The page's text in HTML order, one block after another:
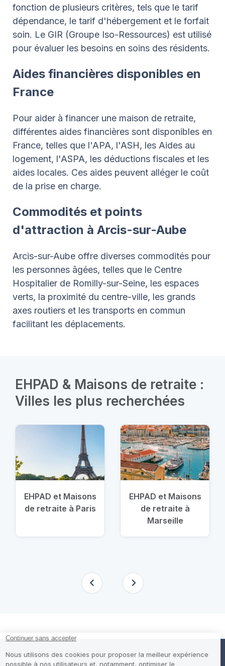
fonction de plusieurs critères, tels que le tarif
dépendance, le tarif d'hébergement et le forfait
soin. Le GIR (Groupe Iso-Ressources) est utilisé
pour évaluer les besoins en soins des résidents.
Aides financières disponibles en
France
Pour aider à financer une maison de retraite,
différentes aides financières sont disponibles en
France, telles que l'APA, l'ASH, les Aides au
logement, l'ASPA, les déductions fiscales et les
aides locales. Ces aides peuvent alléger le coût
de la prise en charge.
Commodités et points
d'attraction à Arcis-sur-Aube
Arcis-sur-Aube offre diverses commodités pour
les personnes âgées, telles que le Centre
Hospitalier de Romilly-sur-Seine, les espaces
verts, la proximité du centre-ville, les grands
axes routiers et les transports en commun
facilitant les déplacements.
EHPAD & Maisons de retraite :
Villes les plus recherchées
EHPAD et Maisons
de retraite à Paris
EHPAD et Maisons
de retraite à
Marseille
En savoir plus Nous suivre